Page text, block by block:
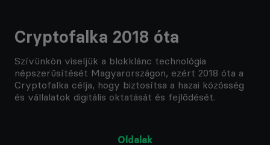
Cryptofalka 2018 óta
Szívünkön viseljük a blokklánc technológia
népszerűsítését Magyarországon, ezért 2018 óta a
Cryptofalka célja, hogy biztosítsa a hazai közösség
és vállalatok digitális oktatását és fejlődését.
Oldalak